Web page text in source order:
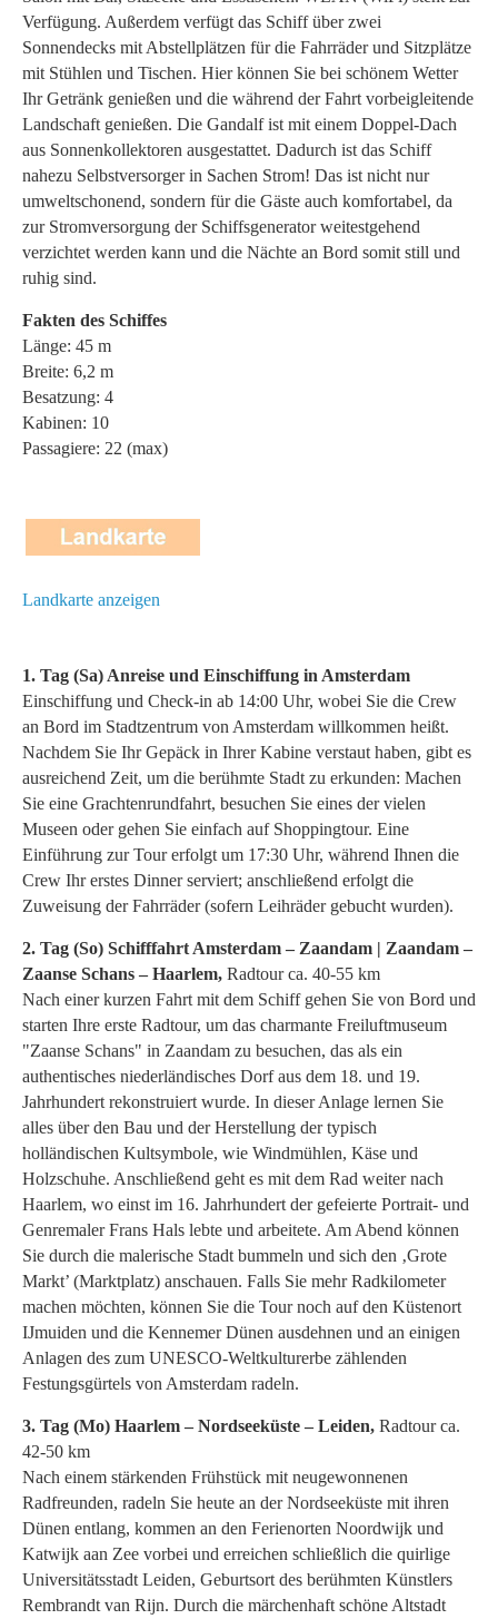
Verfügung. Außerdem verfügt das Schiff über zwei
Sonnendecks mit Abstellplätzen für die Fahrräder und Sitzplätze
mit Stühlen und Tischen. Hier können Sie bei schönem Wetter
Ihr Getränk genießen und die während der Fahrt vorbeigleitende
Landschaft genießen. Die Gandalf ist mit einem Doppel-Dach
aus Sonnenkollektoren ausgestattet. Dadurch ist das Schiff
nahezu Selbstversorger in Sachen Strom! Das ist nicht nur
umweltschonend, sondern für die Gäste auch komfortabel, da
zur Stromversorgung der Schiffsgenerator weitestgehend
verzichtet werden kann und die Nächte an Bord somit still und
ruhig sind.
Fakten des Schiffes
Länge: 45 m
Breite: 6,2 m
Besatzung: 4
Kabinen: 10
Passagiere: 22 (max)
Landkarte anzeigen
1. Tag (Sa) Anreise und Einschiffung in Amsterdam
Einschiffung und Check-in ab 14:00 Uhr, wobei Sie die Crew
an Bord im Stadtzentrum von Amsterdam willkommen heißt.
Nachdem Sie Ihr Gepäck in Ihrer Kabine verstaut haben, gibt es
ausreichend Zeit, um die berühmte Stadt zu erkunden: Machen
Sie eine Grachtenrundfahrt, besuchen Sie eines der vielen
Museen oder gehen Sie einfach auf Shoppingtour. Eine
Einführung zur Tour erfolgt um 17:30 Uhr, während Ihnen die
Crew Ihr erstes Dinner serviert; anschließend erfolgt die
Zuweisung der Fahrräder (sofern Leihräder gebucht wurden).
2. Tag (So) Schifffahrt Amsterdam – Zaandam | Zaandam –
Zaanse Schans – Haarlem, Radtour ca. 40-55 km
Nach einer kurzen Fahrt mit dem Schiff gehen Sie von Bord und
starten Ihre erste Radtour, um das charmante Freiluftmuseum
"Zaanse Schans" in Zaandam zu besuchen, das als ein
authentisches niederländisches Dorf aus dem 18. und 19.
Jahrhundert rekonstruiert wurde. In dieser Anlage lernen Sie
alles über den Bau und der Herstellung der typisch
holländischen Kultsymbole, wie Windmühlen, Käse und
Holzschuhe. Anschließend geht es mit dem Rad weiter nach
Haarlem, wo einst im 16. Jahrhundert der gefeierte Portrait- und
Genremaler Frans Hals lebte und arbeitete. Am Abend können
Sie durch die malerische Stadt bummeln und sich den ‚Grote
Markt’ (Marktplatz) anschauen. Falls Sie mehr Radkilometer
machen möchten, können Sie die Tour noch auf den Küstenort
IJmuiden und die Kennemer Dünen ausdehnen und an einigen
Anlagen des zum UNESCO-Weltkulturerbe zählenden
Festungsgürtels von Amsterdam radeln.
3. Tag (Mo) Haarlem – Nordseeküste – Leiden, Radtour ca.
42-50 km
Nach einem stärkenden Frühstück mit neugewonnenen
Radfreunden, radeln Sie heute an der Nordseeküste mit ihren
Dünen entlang, kommen an den Ferienorten Noordwijk und
Katwijk aan Zee vorbei und erreichen schließlich die quirlige
Universitätsstadt Leiden, Geburtsort des berühmten Künstlers
Rembrandt van Rijn. Durch die märchenhaft schöne Altstadt